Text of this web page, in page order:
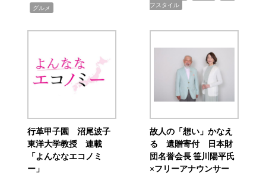
グルメ
フスタイル
行革甲子園 沼尾波子
東洋大学教授 連載
「よんななエコノミ
ー」
故人の「想い」かなえ
る 遺贈寄付 日本財
団名誉会長 笹川陽平氏
×フリーアナウンサー